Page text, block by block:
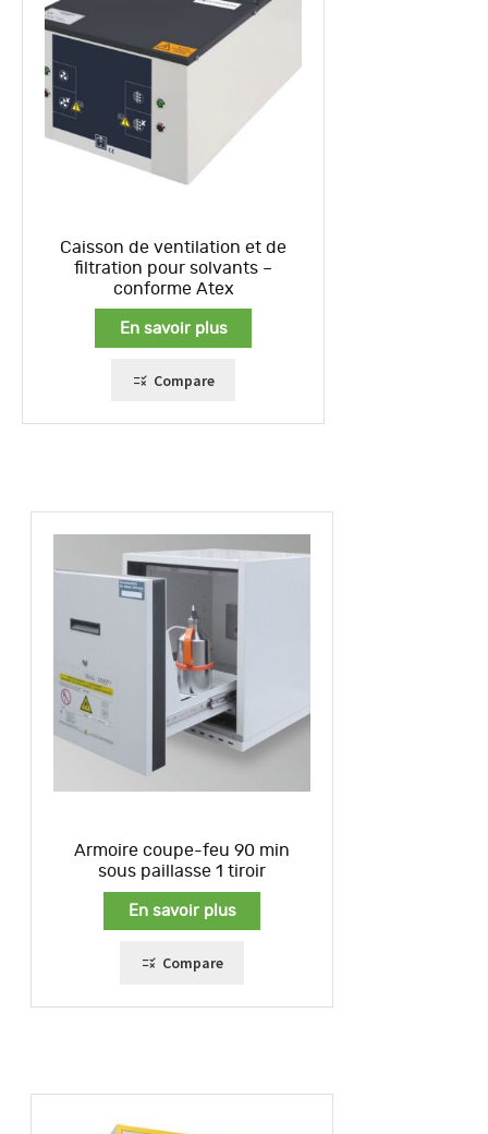
Caisson de ventilation et de
filtration pour solvants –
conforme Atex
En savoir plus
Compare
Armoire coupe-feu 90 min
sous paillasse 1 tiroir
En savoir plus
Compare